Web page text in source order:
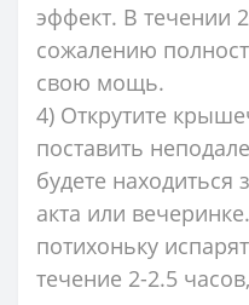
эффект. В течении
сожалению
свою мощь.
4) Открутите
поставить
будете находиться
акта или
потихоньку
течение 2-2.5